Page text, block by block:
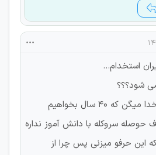
استخدام...
و اینکه این بنده هایی خدا میگن که 40 سال بخواهیم
حوصله سروکله با دانش آموز نداره
این حرفو میزنی پس چرا از